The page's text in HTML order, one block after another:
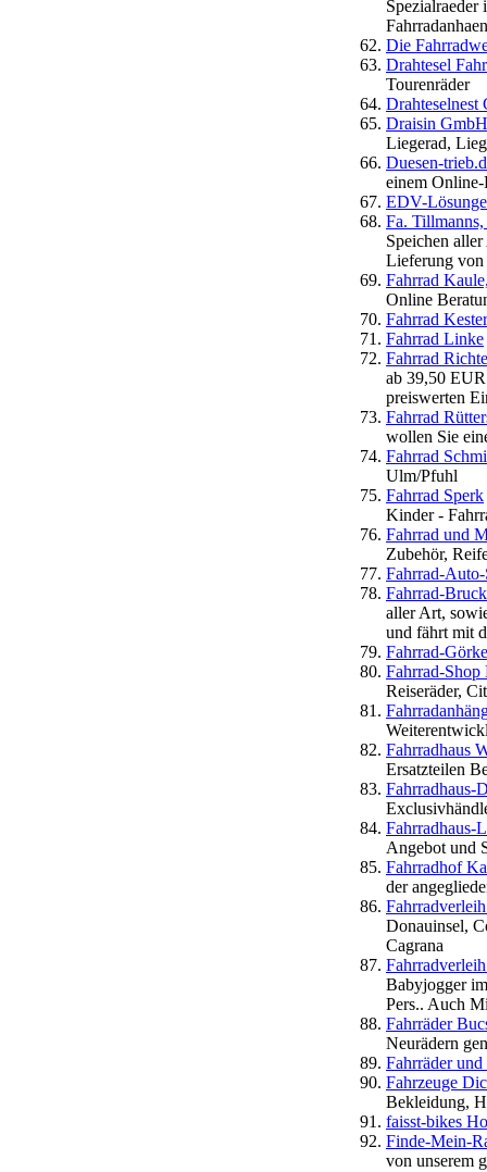
Spezialraeder
Die
Drahtesel
Tourenräder
Draisin GmbH
Liegerad,
Duesen-
einem
EDV-
Fa.
Speichen
Lieferung von
Fahrrad
Online
Fahrrad
Fahrrad Linke
Fahrrad
ab 39,50
preiswerten
Fahrrad
wollen Sie
Fahrrad
Ulm/Pfuhl
Fahrrad Sperk
Kinder -
Fahrrad und
Zubehör,
Fahrrad-
Fahrrad-
aller Art,
und fährt mit
Fahrrad-
Fahrrad-Shop
Reiseräder,
Fahrradhaus
Ersatzteilen
Fahrradhaus-
Fahrradhaus-
Angebot und
Fahrradhof
der
Donauinsel,
Cagrana
Babyjogger
Pers.. Auch
Fahrräder
Neurädern
Fahrräder
Fahrzeuge
Bekleidung,
faisst-bikes
Finde-Mein-
von unserem